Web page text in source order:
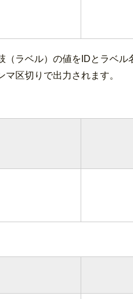
（ラベル）の値をIDとラベ
マ区切りで出力されます。